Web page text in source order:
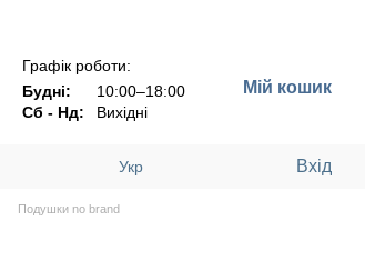
Графік роботи:
Будні:
10:00–18:00
Сб - Нд:
Вихідні
Мій кошик
Укр Вхід
Подушки no brand